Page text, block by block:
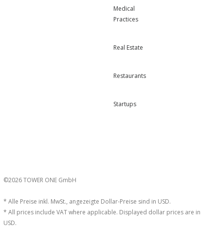
Medical
Practices
Real Estate
Restaurants
Startups
©2026 TOWER ONE GmbH
* Alle Preise inkl. MwSt., angezeigte Dollar-Preise sind in USD.
* All prices include VAT where applicable. Displayed dollar prices are in
USD.